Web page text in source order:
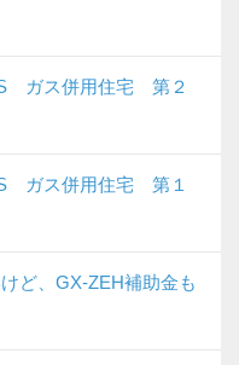
ガス併用住宅 第２
ガス併用住宅 第１
ど、GX-ZEH補助金も